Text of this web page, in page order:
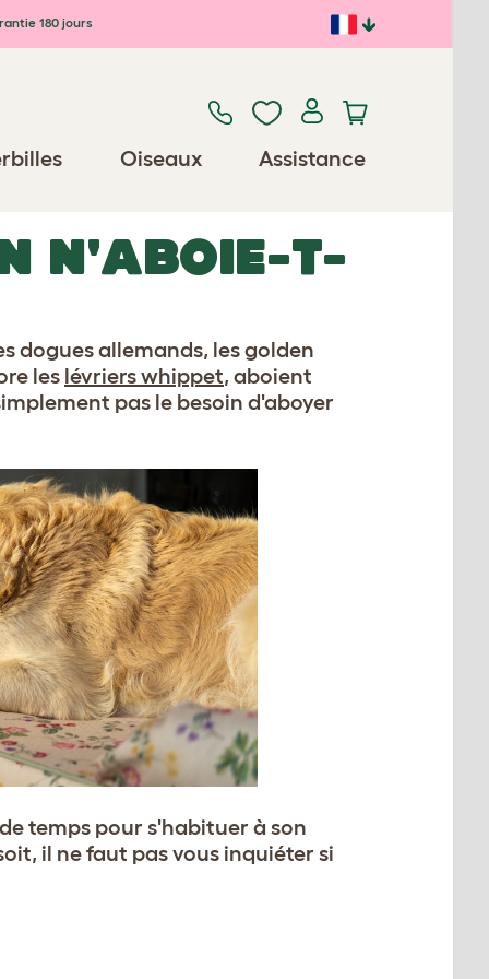
180 jours
Oiseaux Assistance
N'ABOIE-T-
dogues allemands, les golden
les lévriers whippet, aboient
pas le besoin d'aboyer
temps pour s'habituer à son
il ne faut pas vous inquiéter si